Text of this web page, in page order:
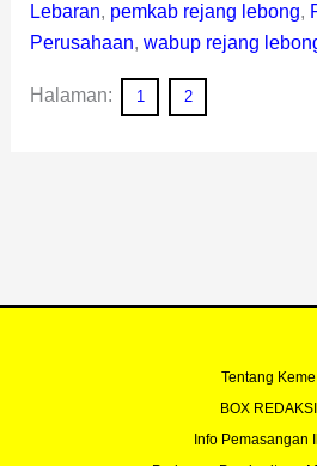
Lebaran, pemkab rejang lebong,
Perusahaan, wabup rejang
Halaman: 1 2
Tentang Keme
BOX REDAKSI
Info Pemasangan